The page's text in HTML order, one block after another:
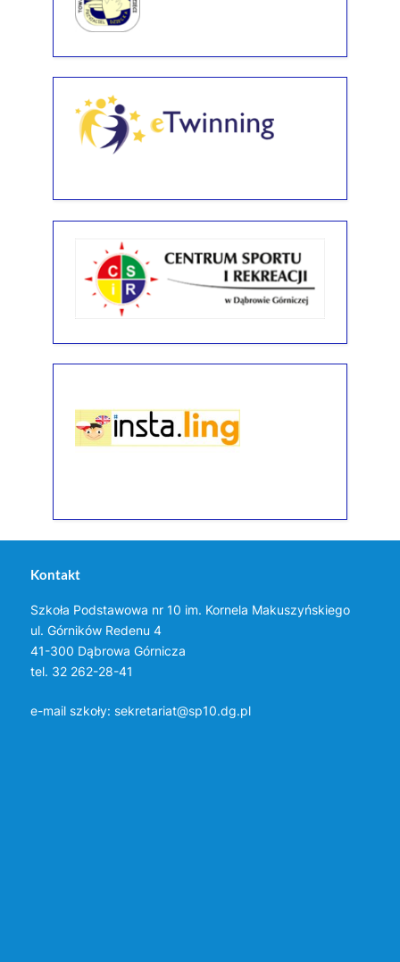
Kontakt
Szkoła Podstawowa nr 10 im. Kornela Makuszyńskiego
ul. Górników Redenu 4
41-300 Dąbrowa Górnicza
tel. 32 262-28-41
e-mail szkoły: sekretariat@sp10.dg.pl